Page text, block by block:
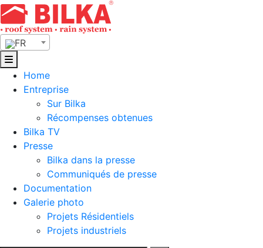
Skip
to
content
FR
Home
Entreprise
Sur Bilka
Récompenses obtenues
Bilka TV
Presse
Bilka dans la presse
Communiqués de presse
Documentation
Galerie photo
Projets Résidentiels
Projets industriels